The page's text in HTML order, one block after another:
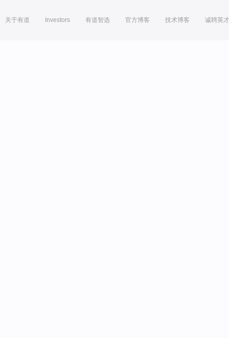
关于有道 Investors 有道智选 官方博客 技术博客 诚聘英才